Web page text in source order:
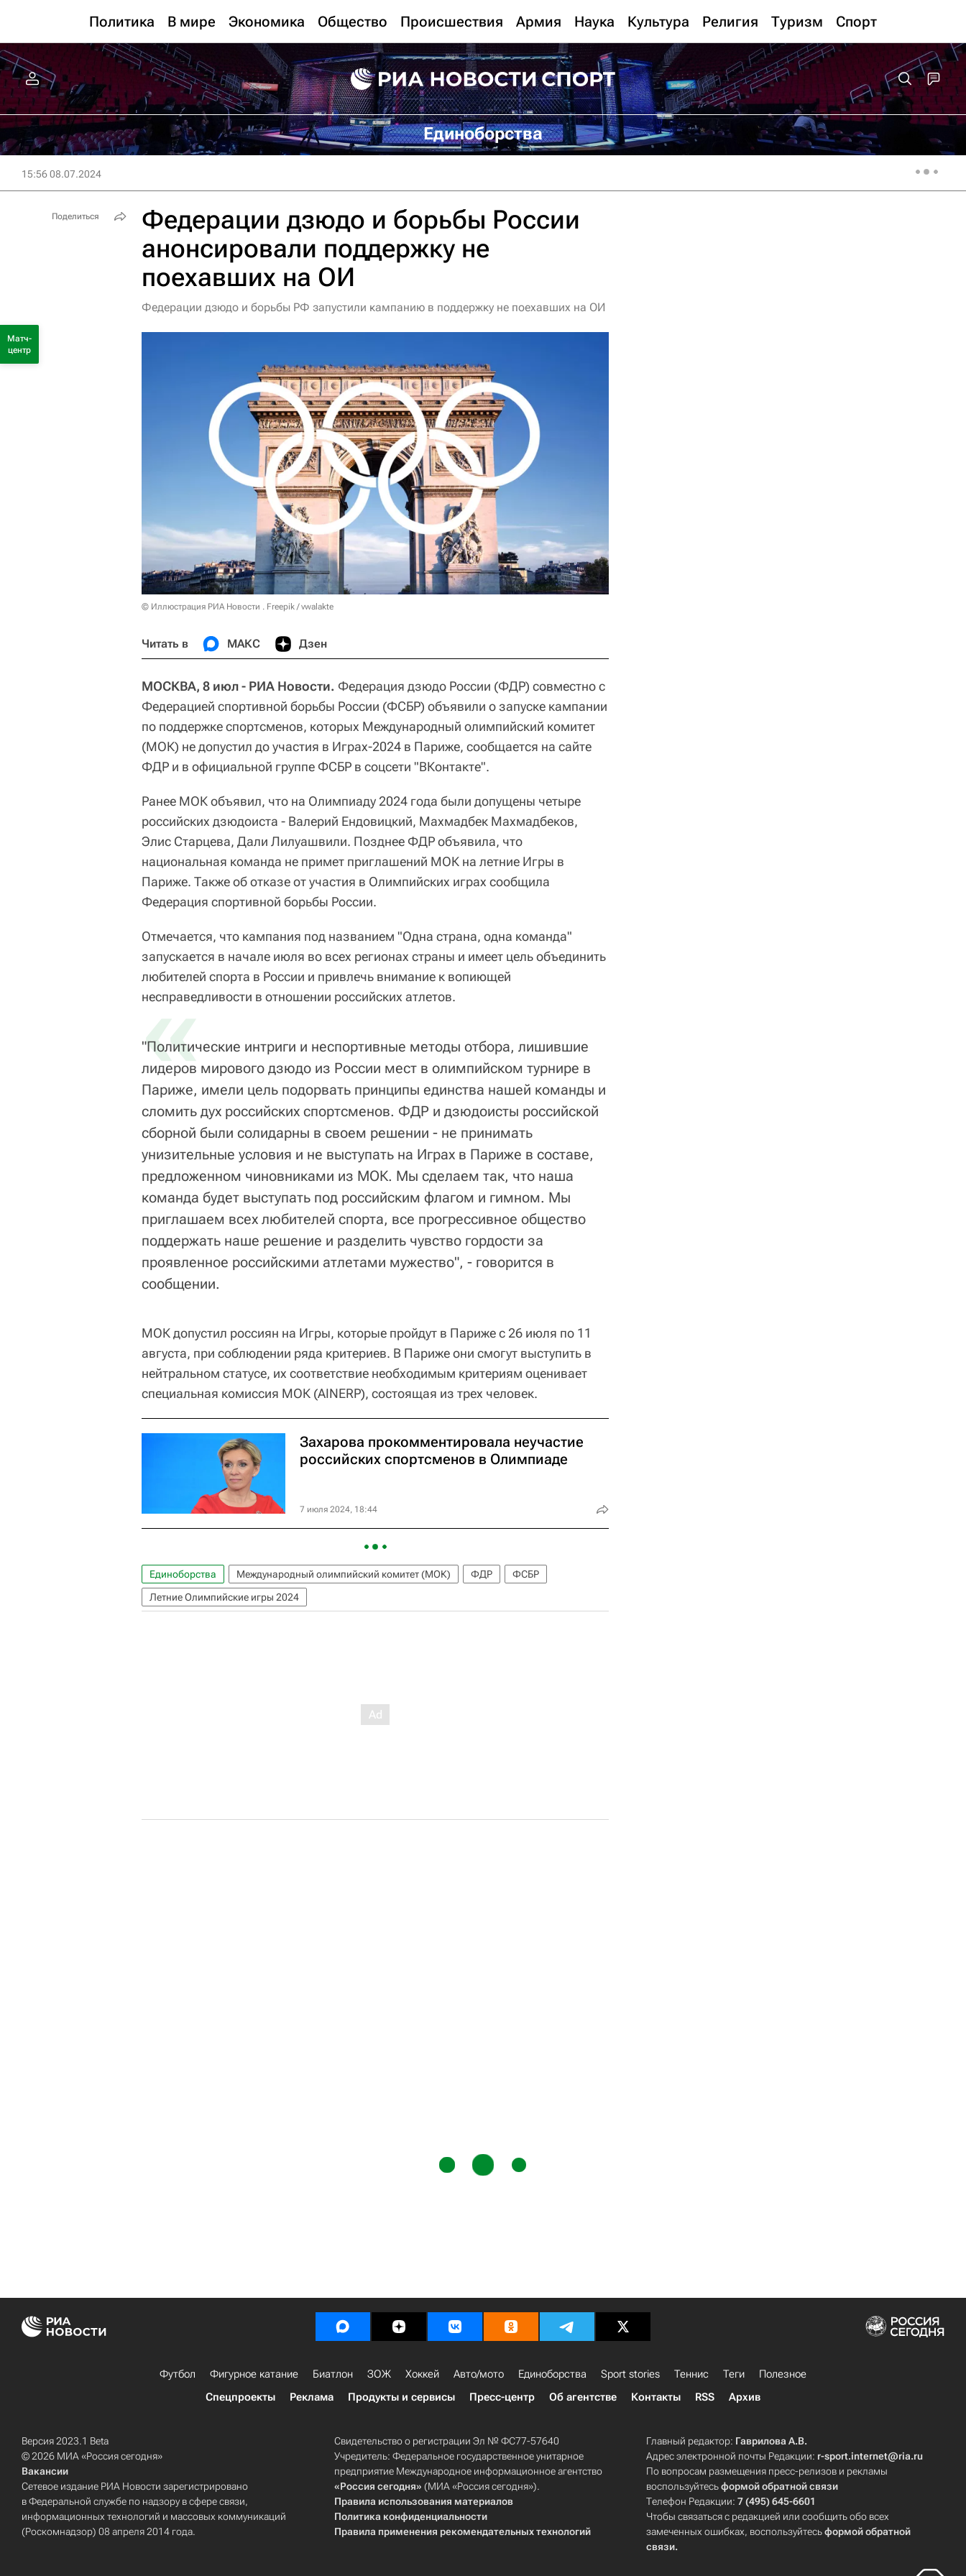
Политика В мире Экономика Общество Происшествия Армия Наука Культура Религия Туризм Спорт
Единоборства
15:56 08.07.2024
Федерации дзюдо и борьбы России
анонсировали поддержку не
поехавших на ОИ
Федерации дзюдо и борьбы РФ запустили кампанию в поддержку не поехавших на ОИ
© Иллюстрация РИА Новости . Freepik / vwalakte
Читать в МАКС Дзен
МОСКВА, 8 июл - РИА Новости. Федерация дзюдо России (ФДР) совместно с
Федерацией спортивной борьбы России (ФСБР) объявили о запуске кампании
по поддержке спортсменов, которых Международный олимпийский комитет
(МОК) не допустил до участия в Играх-2024 в Париже, сообщается на сайте
ФДР и в официальной группе ФСБР в соцсети "ВКонтакте".
Ранее МОК объявил, что на Олимпиаду 2024 года были допущены четыре
российских дзюдоиста - Валерий Ендовицкий, Махмадбек Махмадбеков,
Элис Старцева, Дали Лилуашвили. Позднее ФДР объявила, что
национальная команда не примет приглашений МОК на летние Игры в
Париже. Также об отказе от участия в Олимпийских играх сообщила
Федерация спортивной борьбы России.
Отмечается, что кампания под названием "Одна страна, одна команда"
запускается в начале июля во всех регионах страны и имеет цель объединить
любителей спорта в России и привлечь внимание к вопиющей
несправедливости в отношении российских атлетов.
«
"Политические интриги и неспортивные методы отбора, лишившие
лидеров мирового дзюдо из России мест в олимпийском турнире в
Париже, имели цель подорвать принципы единства нашей команды и
сломить дух российских спортсменов. ФДР и дзюдоисты российской
сборной были солидарны в своем решении - не принимать
унизительные условия и не выступать на Играх в Париже в составе,
предложенном чиновниками из МОК. Мы сделаем так, что наша
команда будет выступать под российским флагом и гимном. Мы
приглашаем всех любителей спорта, все прогрессивное общество
поддержать наше решение и разделить чувство гордости за
проявленное российскими атлетами мужество", - говорится в
сообщении.
МОК допустил россиян на Игры, которые пройдут в Париже с 26 июля по 11
августа, при соблюдении ряда критериев. В Париже они смогут выступить в
нейтральном статусе, их соответствие необходимым критериям оценивает
специальная комиссия МОК (AINERP), состоящая из трех человек.
Захарова прокомментировала неучастие
российских спортсменов в Олимпиаде
7 июля 2024, 18:44
Единоборства Международный олимпийский комитет (МОК) ФДР
ФСБР
Летние Олимпийские игры 2024
Поделиться
Матч-
центр
Футбол Фигурное катание Биатлон ЗОЖ Хоккей Авто/мото Единоборства Sport stories Теннис Теги
Полезное
Спецпроекты
Реклама Продукты и сервисы Пресс-центр Об агентстве Контакты RSS Архив
Версия 2023.1 Beta
© 2026 МИА «Россия сегодня»
Вакансии
Сетевое издание РИА Новости зарегистрировано
в Федеральной службе по надзору в сфере связи,
информационных технологий и массовых коммуникаций
(Роскомнадзор) 08 апреля 2014 года.
Свидетельство о регистрации Эл № ФС77-57640
Учредитель: Федеральное государственное унитарное
предприятие Международное информационное агентство
«Россия сегодня» (МИА «Россия сегодня»).
Правила использования материалов
Политика конфиденциальности
Правила применения рекомендательных технологий
Главный редактор: Гаврилова А.В.
Адрес электронной почты Редакции: r-sport.internet@ria.ru
По вопросам размещения пресс-релизов и рекламы
воспользуйтесьформой обратной связи
Телефон Редакции:7 (495) 645-6601
Чтобы связаться с редакцией или сообщить обо всех
замеченных ошибках, воспользуйтесьформой обратной
связи.